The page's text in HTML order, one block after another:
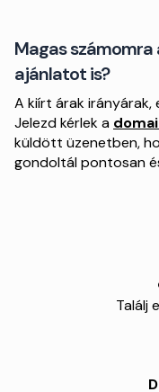
Magas
ajánlatot is?
A kiírt árak irányárak,
Jelezd kérlek a
küldött üzenetben,
gondoltál pontosan
Találj